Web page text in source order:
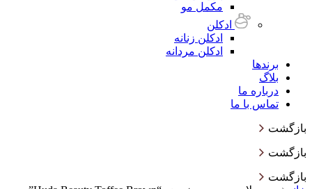
مکمل مو
ادکلن
ادکلن زنانه
ادکلن مردانه
برندها
بلاگ
درباره ما
تماس با ما
بازگشت
بازگشت
بازگشت